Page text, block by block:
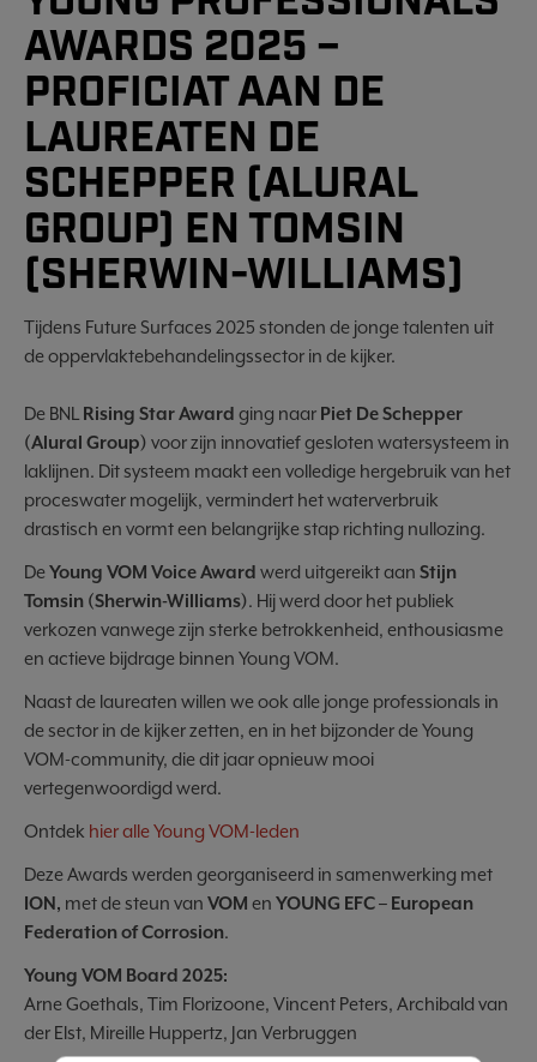
AWARDS 2025 –
PROFICIAT AAN DE
LAUREATEN DE
SCHEPPER (ALURAL
GROUP) EN TOMSIN
(SHERWIN-WILLIAMS)
Tijdens Future Surfaces 2025 stonden de jonge talenten uit
de oppervlaktebehandelingssector in de kijker.
De BNL Rising Star Award ging naar Piet De Schepper
(Alural Group) voor zijn innovatief gesloten watersysteem in
laklijnen. Dit systeem maakt een volledige hergebruik van het
proceswater mogelijk, vermindert het waterverbruik
drastisch en vormt een belangrijke stap richting nullozing.
DeYoung VOM Voice Award werd uitgereikt aan Stijn
Tomsin (Sherwin-Williams). Hij werd door het publiek
verkozen vanwege zijn sterke betrokkenheid, enthousiasme
en actieve bijdrage binnen Young VOM.
Naast de laureaten willen we ook alle jonge professionals in
de sector in de kijker zetten, en in het bijzonder de Young
VOM-community, die dit jaar opnieuw mooi
vertegenwoordigd werd.
Ontdek hier alle Young VOM-leden
Deze Awards werden georganiseerd in samenwerking met
ION, met de steun van VOM en YOUNG EFC – European
Federation of Corrosion.
Young VOM Board 2025:
Arne Goethals, Tim Florizoone, Vincent Peters, Archibald van
der Elst, Mireille Huppertz, Jan Verbruggen